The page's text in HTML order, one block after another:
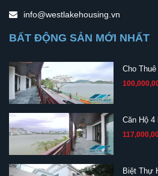
info@westlakehousing.vn
BẤT ĐỘNG SẢN MỚI NHẤT
Cho Thuê
Căn Hộ 4
Biệt Thự